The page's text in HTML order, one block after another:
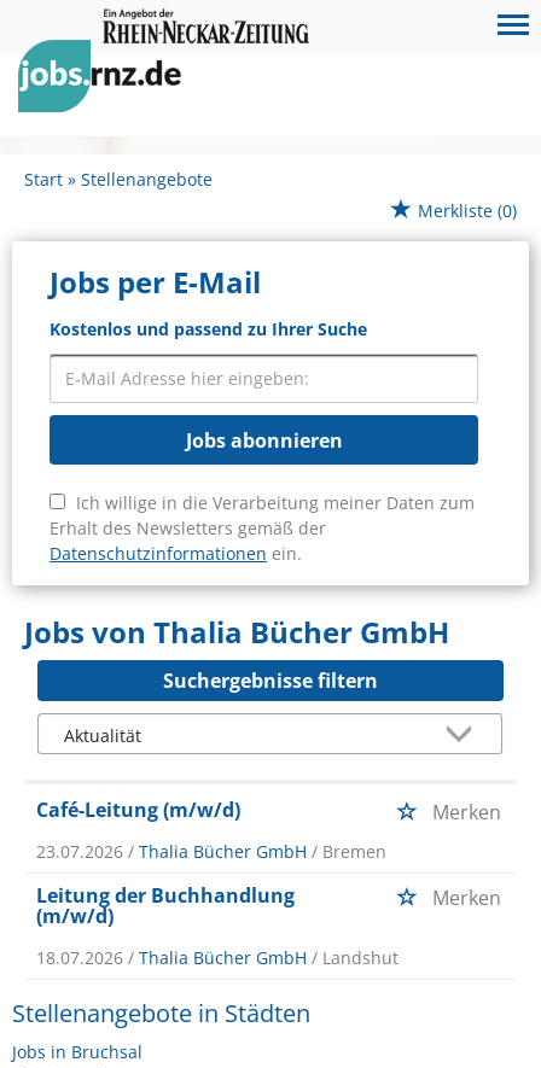
Start
Stellenangebote
Merkliste (0)
Jobs per E-Mail
Kostenlos und passend zu Ihrer Suche
Jobs abonnieren
Ich willige in die Verarbeitung meiner Daten zum
Erhalt des Newsletters gemäß der
Datenschutzinformationen ein.
Jobs von Thalia Bücher GmbH
Suchergebnisse filtern
Café-Leitung (m/w/d) Merken
23.07.2026 / Thalia Bücher GmbH / Bremen
Leitung der Buchhandlung
(m/w/d)
Merken
18.07.2026 / Thalia Bücher GmbH / Landshut
Stellenangebote in Städten
Jobs in Bruchsal